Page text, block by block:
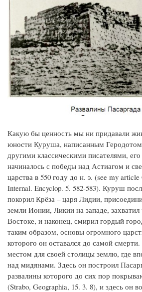
Какую бы ценность мы ни придавали
юности Куруша, написанным
другими классическими писателями,
начиналось с победы над Астиагом и
царства в 550 году до н. э. (see my
Internal. Encyclop. 5. 582-583). Куруш
покорил Крёза – царя Лидии,
земли Ионии, Ликии на западе,
Востоке, и наконец, смирил гордый
таким образом, основы огромного
которого он оставался до самой
местом для своей столицы землю, где
над мидянами. Здесь он построил
развалины которого до сих пор
(Strabo, Geographia, 15. 3. 8), и здесь он